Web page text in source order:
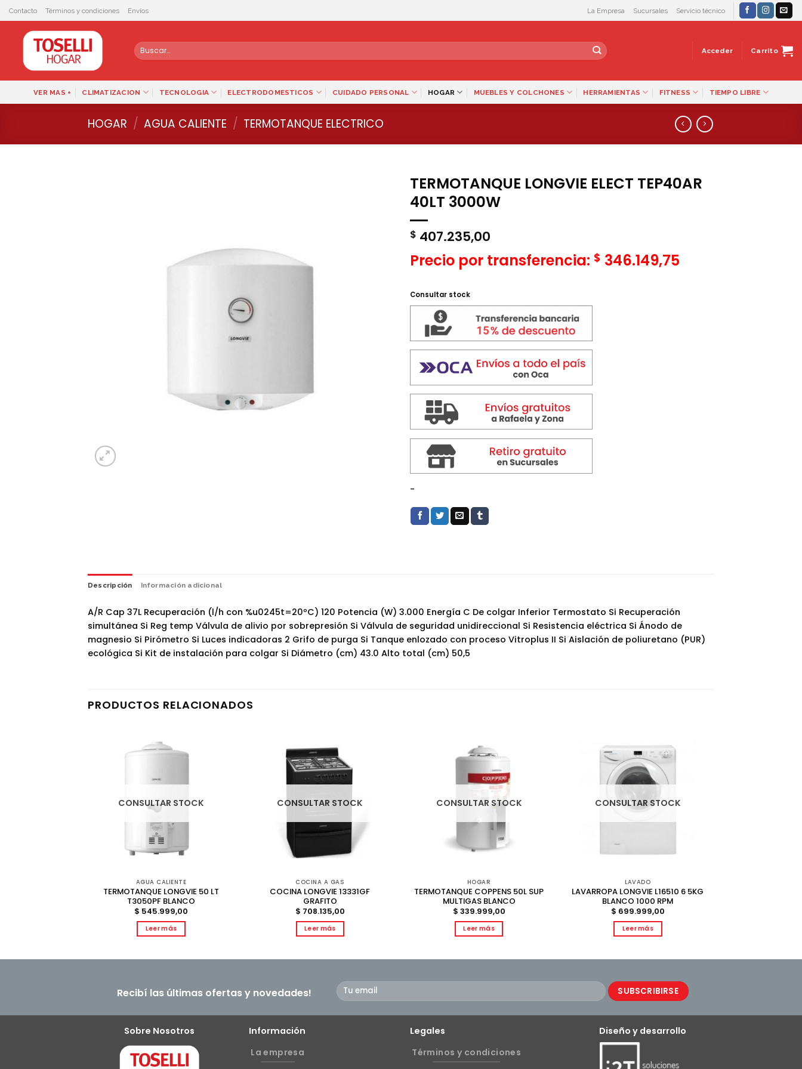
Skip
to
content
Contacto Términos y condiciones Envíos La Empresa Sucursales Servicio técnico
Buscar
por:
Acceder Carrito
VER MAS + CLIMATIZACION TECNOLOGIA ELECTRODOMESTICOS CUIDADO PERSONAL HOGAR MUEBLES Y COLCHONES HERRAMIENTAS FITNESS TIEMPO LIBRE
HOGAR / AGUA CALIENTE / TERMOTANQUE ELECTRICO
TERMOTANQUE LONGVIE ELECT TEP40AR
40LT 3000W
$ 407.235,00
Precio por transferencia: $ 346.149,75
Consultar stock
-
Descripción Información adicional
A/R Cap 37L Recuperación (l/h con %u0245t=20ºC) 120 Potencia (W) 3.000 Energía C De colgar Inferior Termostato Si Recuperación
simultánea Si Reg temp Válvula de alivio por sobrepresión Si Válvula de seguridad unidireccional Si Resistencia eléctrica Si Ánodo de
magnesio Si Pirómetro Si Luces indicadoras 2 Grifo de purga Si Tanque enlozado con proceso Vitroplus II Si Aislación de poliuretano (PUR)
ecológica Si Kit de instalación para colgar Si Diámetro (cm) 43.0 Alto total (cm) 50,5
PRODUCTOS RELACIONADOS
CONSULTAR STOCK
AGUA CALIENTE
TERMOTANQUE LONGVIE 50 LT
T3050PF BLANCO
$ 545.999,00
Leer más
CONSULTAR STOCK
COCINA A GAS
COCINA LONGVIE 13331GF
GRAFITO
$ 708.135,00
Leer más
CONSULTAR STOCK
HOGAR
TERMOTANQUE COPPENS 50L SUP
MULTIGAS BLANCO
$ 339.999,00
Leer más
CONSULTAR STOCK
LAVADO
LAVARROPA LONGVIE L16510 6 5KG
BLANCO 1000 RPM
$ 699.999,00
Leer más
Recibí las últimas ofertas y novedades!
Sobre Nosotros
Información
La empresa
Legales
Términos y condiciones
Diseño y desarrollo